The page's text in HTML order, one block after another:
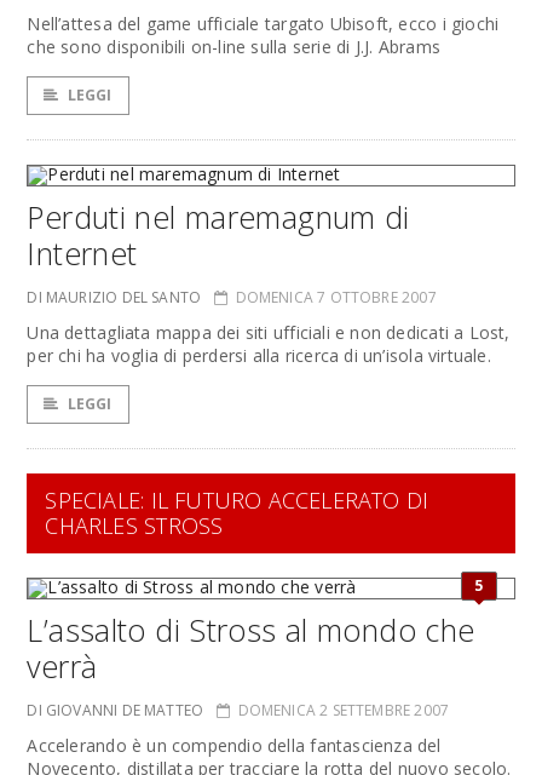
Nell’attesa del game ufficiale targato Ubisoft, ecco i giochi
che sono disponibili on-line sulla serie di J.J. Abrams
LEGGI
Perduti nel maremagnum di
Internet
DI MAURIZIO DEL SANTO DOMENICA 7 OTTOBRE 2007
Una dettagliata mappa dei siti ufficiali e non dedicati a Lost,
per chi ha voglia di perdersi alla ricerca di un’isola virtuale.
LEGGI
SPECIALE: IL FUTURO ACCELERATO DI
CHARLES STROSS
5
L’assalto di Stross al mondo che
verrà
DI GIOVANNI DE MATTEO DOMENICA 2 SETTEMBRE 2007
Accelerando è un compendio della fantascienza del
Novecento, distillata per tracciare la rotta del nuovo secolo.